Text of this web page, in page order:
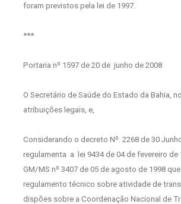
foram previstos pela lei de 1997.
***
Portaria nº 1597 de 20 de junho de 2008
O Secretário de Saúde do Estado da Bahia,
atribuições legais, e,
Considerando o decreto Nº. 2268 de 30
regulamenta a lei 9434 de 04 de fevereiro de
GM/MS nº 3407 de 05 de agosto de 1998
regulamento técnico sobre atividade de
dispões sobre a Coordenação Nacional de